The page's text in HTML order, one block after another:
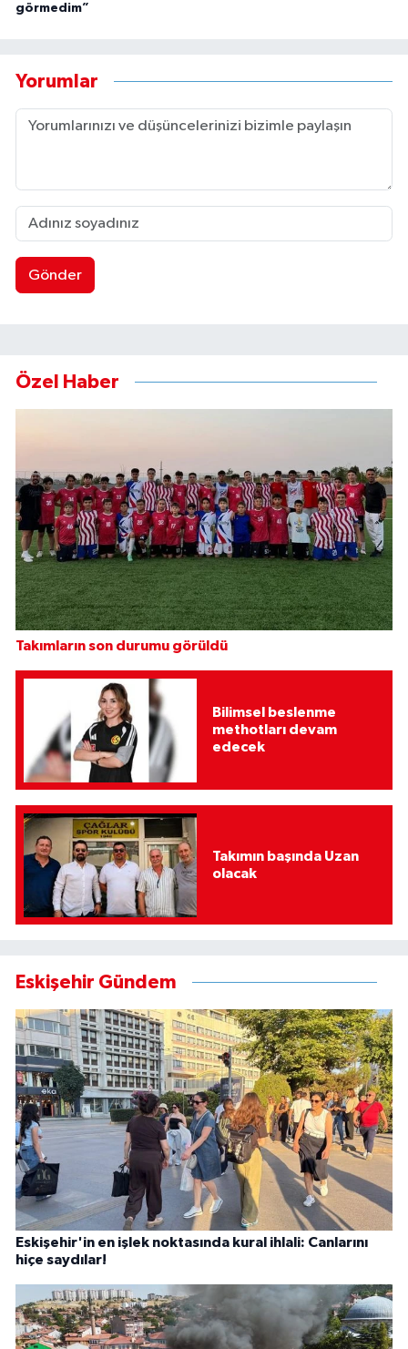
görmedim”
Yorumlar
Gönder
Özel Haber
Takımların son durumu görüldü
Bilimsel beslenme
methotları devam
edecek
Takımın başında Uzan
olacak
Eskişehir Gündem
Eskişehir'in en işlek noktasında kural ihlali: Canlarını
hiçe saydılar!